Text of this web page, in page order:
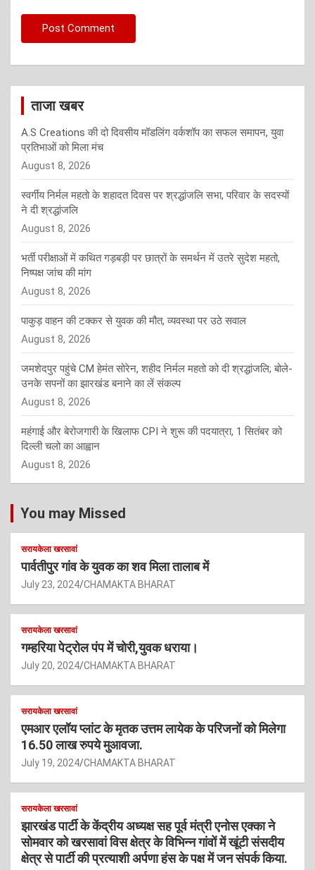
ताजा खबर
A.S Creations की दो दिवसीय मॉडलिंग वर्कशॉप का सफल समापन, युवा
प्रतिभाओं को मिला मंच
August 8, 2026
स्वर्गीय निर्मल महतो के शहादत दिवस पर श्रद्धांजलि सभा, परिवार के सदस्यों
ने दी श्रद्धांजलि
August 8, 2026
भर्ती परीक्षाओं में कथित गड़बड़ी पर छात्रों के समर्थन में उतरे सुदेश महतो,
निष्पक्ष जांच की मांग
August 8, 2026
पाकुड़ वाहन की टक्कर से युवक की मौत, व्यवस्था पर उठे सवाल
August 8, 2026
जमशेदपुर पहुंचे CM हेमंत सोरेन, शहीद निर्मल महतो को दी श्रद्धांजलि; बोले-
उनके सपनों का झारखंड बनाने का लें संकल्प
August 8, 2026
महंगाई और बेरोजगारी के खिलाफ CPI ने शुरू की पदयात्रा, 1 सितंबर को
दिल्ली चलो का आह्वान
August 8, 2026
You may Missed
सरायकेला खरसावां
पार्वतीपुर गांव के युवक का शव मिला तालाब में
July 23, 2024 CHAMAKTA BHARAT
सरायकेला खरसावां
गम्हरिया पेट्रोल पंप में चोरी,युवक धराया।
July 20, 2024 CHAMAKTA BHARAT
सरायकेला खरसावां
एमआर एलॉय प्लांट के मृतक उत्तम लायेक के परिजनों को मिलेगा
16.50 लाख रुपये मुआवजा.
July 19, 2024 CHAMAKTA BHARAT
सरायकेला खरसावां
झारखंड पार्टी के केंद्रीय अध्यक्ष सह पूर्व मंत्री एनोस एक्का ने
सोमवार को खरसावां विस क्षेत्र के विभिन्न गांवों में खूंटी संसदीय
क्षेत्र से पार्टी की प्रत्याशी अर्पणा हंस के पक्ष में जन संपर्क किया.